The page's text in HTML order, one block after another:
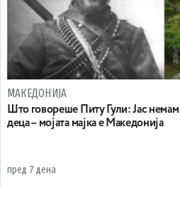
МАКЕДОНИЈА
Што говореше Питу Гули: Јас
деца – мојата мајка е Македонија
пред 7 дена